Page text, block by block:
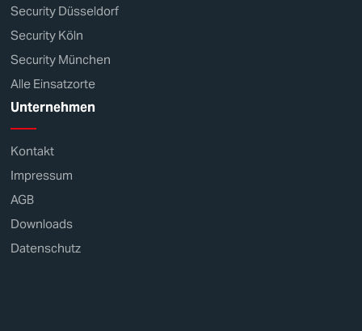
Security Düsseldorf
Security Köln
Security München
Alle Einsatzorte
Unternehmen
Kontakt
Impressum
AGB
Downloads
Datenschutz